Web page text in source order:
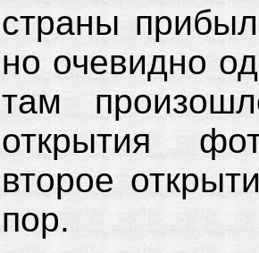
страны
но очевидно
там
открытия
второе
пор.